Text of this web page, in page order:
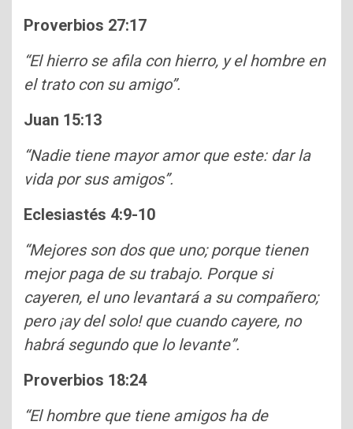
Proverbios 27:17
“El hierro se afila con hierro, y el hombre en
el trato con su amigo”.
Juan 15:13
“Nadie tiene mayor amor que este: dar la
vida por sus amigos”.
Eclesiastés 4:9-10
“Mejores son dos que uno; porque tienen
mejor paga de su trabajo. Porque si
cayeren, el uno levantará a su compañero;
pero ¡ay del solo! que cuando cayere, no
habrá segundo que lo levante”.
Proverbios 18:24
“El hombre que tiene amigos ha de